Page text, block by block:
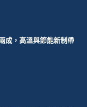
成，高溫與節能新制帶